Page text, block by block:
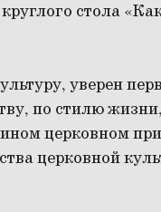
стола
уверен
по стилю
церковном
церковной